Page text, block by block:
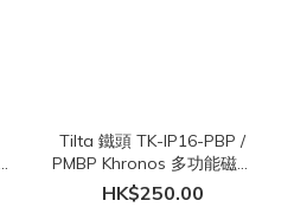
Tilta 鐵頭 TK-IP16-PBP /
PMBP Khronos 多功能磁吸
背板 ( iPhone 16 Pro / Pro
Max 專用 )
HK$250.00